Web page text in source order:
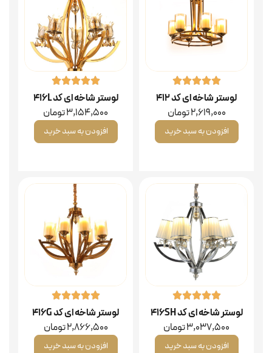
لوستر شاخه ای کد ۴۱۲
2,619,000تومان
افزودن به سبد خرید
لوستر شاخه ای کد 416L
3,154,500تومان
افزودن به سبد خرید
لوستر شاخه ای کد 416SH
3,037,500تومان
افزودن به سبد خرید
لوستر شاخه ای کد 416G
2,866,500تومان
افزودن به سبد خرید